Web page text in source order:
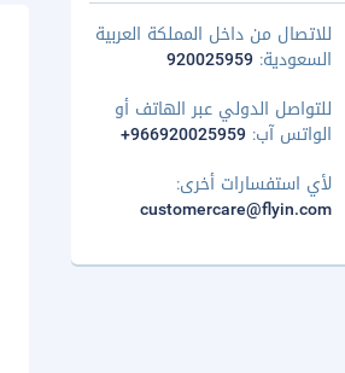
للاتصال من داخل المملكة العربية
السعودية: 920025959
للتواصل الدولي عبر الهاتف أو
الواتس آب: +966920025959
لأي استفسارات أخرى:
customercare@flyin.com